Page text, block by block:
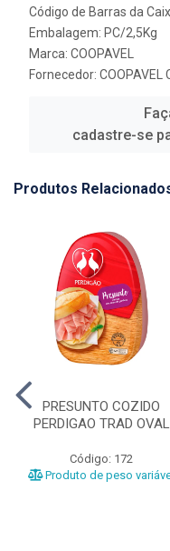
Código de Barras da
Embalagem: PC/2,5Kg
Marca: COOPAVEL
Fornecedor: COOPAVEL
cadastre-se
Produtos
PRESUNTO COZIDO
PERDIGAO TRAD OVAL
Código: 172
Produto de peso